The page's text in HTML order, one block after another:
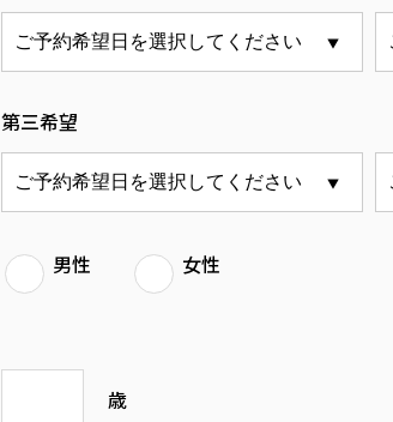
第三希望
男性 女性
歳